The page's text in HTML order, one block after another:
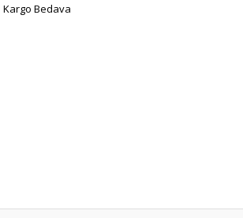
Kargo Bedava